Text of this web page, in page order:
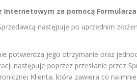
Internetowym za pomocą
następuje po uprzednim
potwierdza jego otrzymanie oraz
następuje poprzez przesłanie przez
Klienta, która zawiera co